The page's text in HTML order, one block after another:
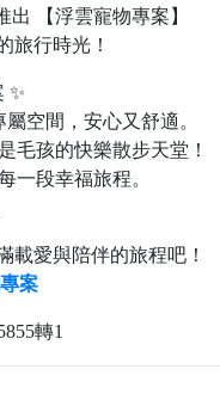
【浮雲寵物專案】
旅行時光！
✨
空間，安心又舒適。
毛孩的快樂散步天堂！
一段幸福旅程。
載愛與陪伴的旅程吧！
案
轉1